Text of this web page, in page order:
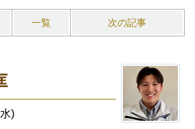
一覧 次の記事
)